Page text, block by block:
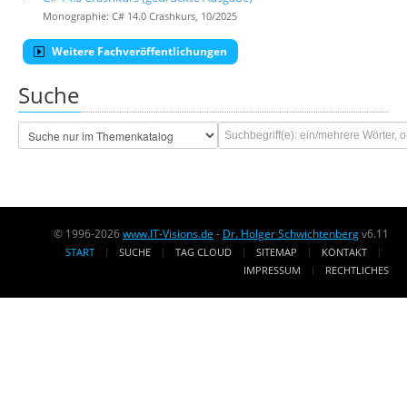
Monographie: C# 14.0 Crashkurs, 10/2025
Weitere Fachveröffentlichungen
Suche
© 1996-2026www.IT-Visions.de - Dr. Holger Schwichtenbergv6.11
START SUCHE TAG CLOUD SITEMAP
KONTAKT
IMPRESSUM
RECHTLICHES